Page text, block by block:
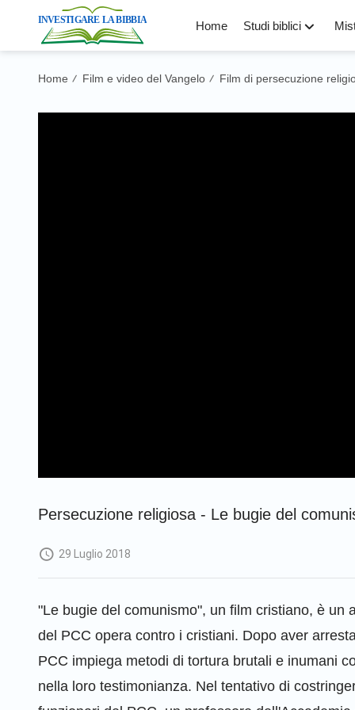
Home Studi biblici
Home / Film e video del Vangelo / Film di persecuzione
Persecuzione religiosa - Le bugie del
29 Luglio 2018
"Le bugie del comunismo", un film cristiano, è un
del PCC opera contro i cristiani. Dopo aver
PCC impiega metodi di tortura brutali e inumani
nella loro testimonianza. Nel tentativo di